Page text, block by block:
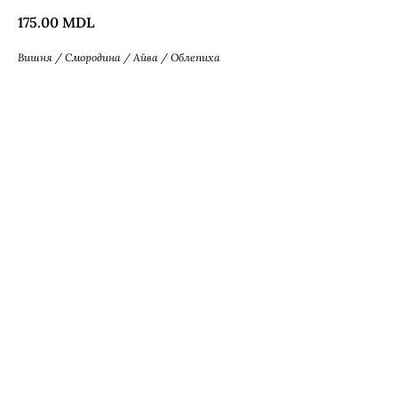
175.00 MDL
Вишня / Смородина / Айва / Облепиха